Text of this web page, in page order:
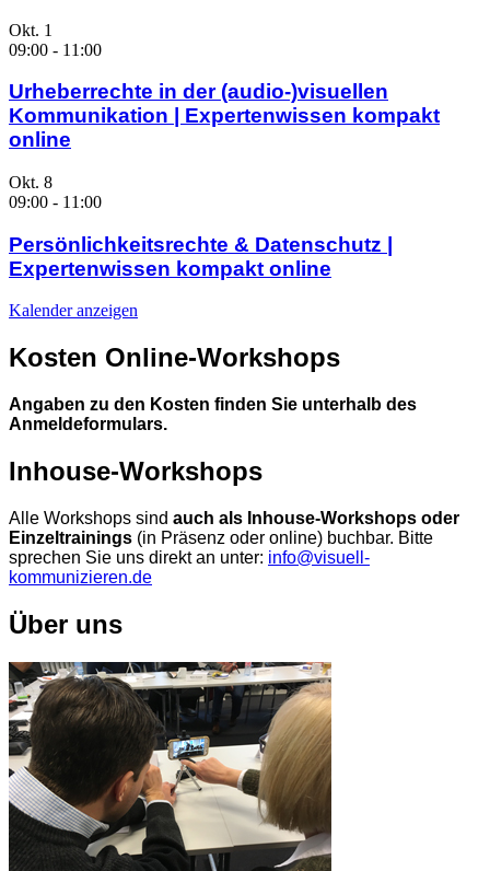
Okt. 1
09:00 - 11:00
Urheberrechte in der (audio-)visuellen
Kommunikation | Expertenwissen kompakt
online
Okt. 8
09:00 - 11:00
Persönlichkeitsrechte & Datenschutz |
Expertenwissen kompakt online
Kalender anzeigen
Kosten Online-Workshops
Angaben zu den Kosten finden Sie unterhalb des
Anmeldeformulars.
Inhouse-Workshops
Alle Workshops sind auch als Inhouse-Workshops oder
Einzeltrainings (in Präsenz oder online) buchbar. Bitte
sprechen Sie uns direkt an unter: info@visuell-
kommunizieren.de
Über uns